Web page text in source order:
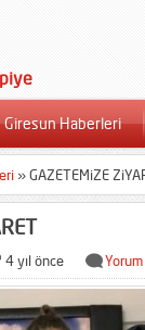
Giresun Haberleri
»GAZETEMiZE
4 yıl önce